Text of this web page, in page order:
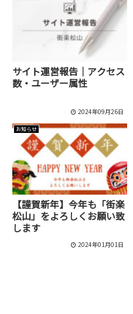
サイト運営報告｜アクセス
数・ユーザー属性
2024年09月26日
お知らせ
【謹賀新年】今年も「街楽
松山」をよろしくお願い致
します
2024年01月01日